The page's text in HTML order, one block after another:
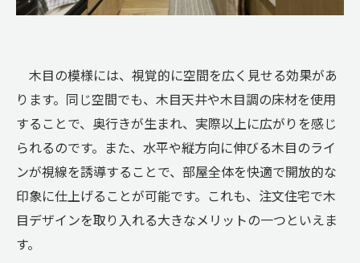
木目の模様には、視覚的に空間を広く見せる効果があ
ります。同じ空間でも、木目天井や木目調の床材を使用
することで、奥行きが生まれ、実際以上に広がりを感じ
られるのです。また、水平や縦方向に伸びる木目のライ
ンが視線を誘導することで、部屋全体を快適で開放的な
印象に仕上げることが可能です。これも、注文住宅で木
目デザインを取り入れる大きなメリットの一つといえま
す。